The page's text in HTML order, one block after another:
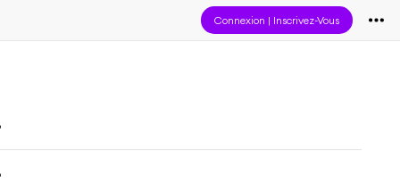
Connexion | Inscrivez-Vous